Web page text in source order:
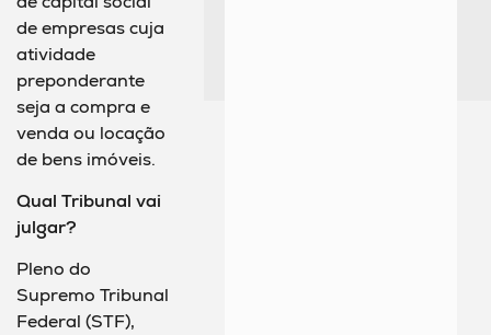
de empresas cuja
atividade
preponderante
seja a compra e
venda ou locação
de bens imóveis.
Qual Tribunal vai
julgar?
Pleno do
Supremo Tribunal
Federal (STF),